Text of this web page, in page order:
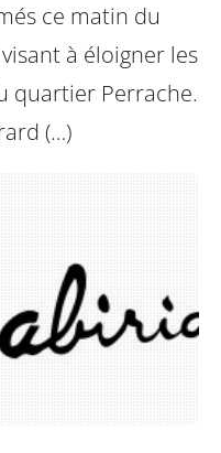
ce matin du
à éloigner les
quartier Perrache.
(…)